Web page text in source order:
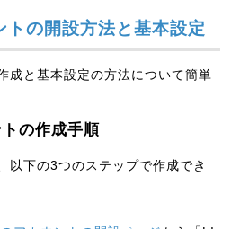
の開設方法と基本設定
成と基本設定の方法について簡単
の作成手順
以下の3つのステップで作成でき